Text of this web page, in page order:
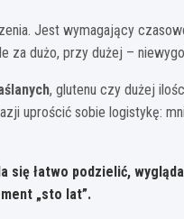
Jest wymagający
za dużo, przy dużej –
, glutenu czy dużej
uprościć sobie logistykę:
się łatwo podzielić,
„sto lat”.